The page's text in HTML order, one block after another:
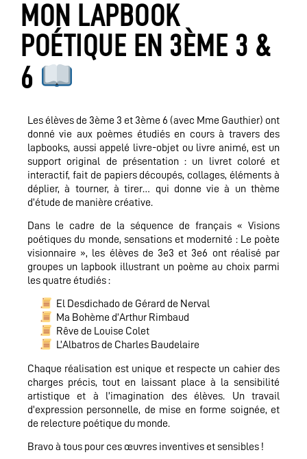
MON LAPBOOK
POÉTIQUE EN 3ÈME 3 &
6
Les élèves de 3ème 3 et 3ème 6 (avec Mme Gauthier) ont
donné vie aux poèmes étudiés en cours à travers des
lapbooks, aussi appelé livre-objet ou livre animé, est un
support original de présentation : un livret coloré et
interactif, fait de papiers découpés, collages, éléments à
déplier, à tourner, à tirer… qui donne vie à un thème
d’étude de manière créative.
Dans le cadre de la séquence de français « Visions
poétiques du monde, sensations et modernité : Le poète
visionnaire », les élèves de 3e3 et 3e6 ont réalisé par
groupes un lapbook illustrant un poème au choix parmi
les quatre étudiés :
El Desdichado de Gérard de Nerval
Ma Bohème d’Arthur Rimbaud
Rêve de Louise Colet
L’Albatros de Charles Baudelaire
Chaque réalisation est unique et respecte un cahier des
charges précis, tout en laissant place à la sensibilité
artistique et à l’imagination des élèves. Un travail
d’expression personnelle, de mise en forme soignée, et
de relecture poétique du monde.
Bravo à tous pour ces œuvres inventives et sensibles !